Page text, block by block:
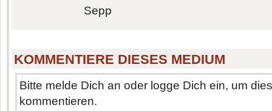
Sepp
KOMMENTIERE DIESES MEDIUM
Bitte melde Dich an oder logge Dich ein, um
kommentieren.